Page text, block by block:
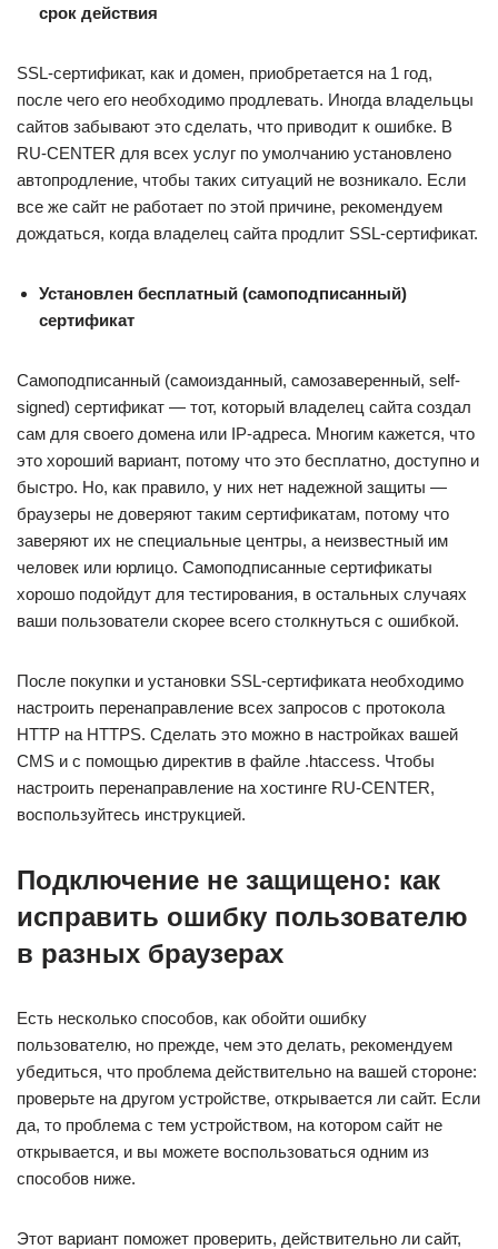
срок действия
SSL-сертификат, как и домен, приобретается на 1 год,
после чего его необходимо продлевать. Иногда владельцы
сайтов забывают это сделать, что приводит к ошибке. В
RU-CENTER для всех услуг по умолчанию установлено
автопродление, чтобы таких ситуаций не возникало. Если
все же сайт не работает по этой причине, рекомендуем
дождаться, когда владелец сайта продлит SSL-сертификат.
Установлен бесплатный (самоподписанный)
сертификат
Самоподписанный (самоизданный, самозаверенный, self-
signed) сертификат — тот, который владелец сайта создал
сам для своего домена или IP-адреса. Многим кажется, что
это хороший вариант, потому что это бесплатно, доступно и
быстро. Но, как правило, у них нет надежной защиты —
браузеры не доверяют таким сертификатам, потому что
заверяют их не специальные центры, а неизвестный им
человек или юрлицо. Самоподписанные сертификаты
хорошо подойдут для тестирования, в остальных случаях
ваши пользователи скорее всего столкнуться с ошибкой.
После покупки и установки SSL-сертификата необходимо
настроить перенаправление всех запросов с протокола
HTTP на HTTPS. Сделать это можно в настройках вашей
CMS и с помощью директив в файле .htaccess. Чтобы
настроить перенаправление на хостинге RU-CENTER,
воспользуйтесь инструкцией.
Подключение не защищено: как
исправить ошибку пользователю
в разных браузерах
Есть несколько способов, как обойти ошибку
пользователю, но прежде, чем это делать, рекомендуем
убедиться, что проблема действительно на вашей стороне:
проверьте на другом устройстве, открывается ли сайт. Если
да, то проблема с тем устройством, на котором сайт не
открывается, и вы можете воспользоваться одним из
способов ниже.
Этот вариант поможет проверить, действительно ли сайт,